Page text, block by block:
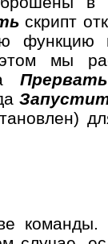
скрипт
функцию
мы
Прервать